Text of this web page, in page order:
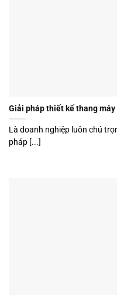
Giải pháp thiết kế thang
Là doanh nghiệp luôn chú
pháp [...]